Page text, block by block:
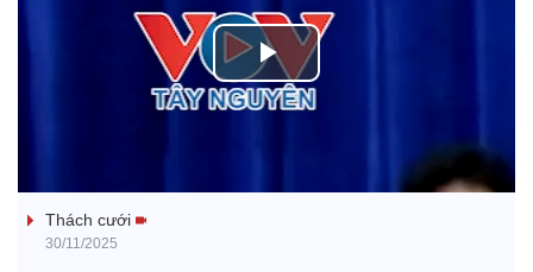
P
a
Thách cưới
30/11/2025